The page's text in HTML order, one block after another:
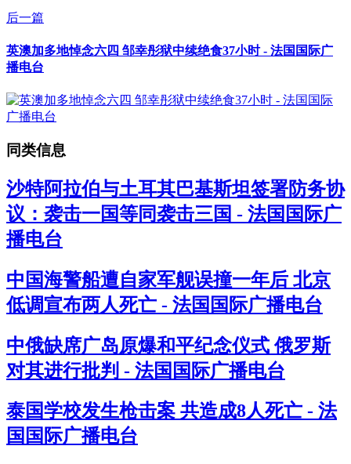
后一篇
英澳加多地悼念六四 邹幸彤狱中续绝食37小时 - 法国国际广
播电台
同类信息
沙特阿拉伯与土耳其巴基斯坦签署防务协
议：袭击一国等同袭击三国 - 法国国际广
播电台
中国海警船遭自家军舰误撞一年后 北京
低调宣布两人死亡 - 法国国际广播电台
中俄缺席广岛原爆和平纪念仪式 俄罗斯
对其进行批判 - 法国国际广播电台
泰国学校发生枪击案 共造成8人死亡 - 法
国国际广播电台